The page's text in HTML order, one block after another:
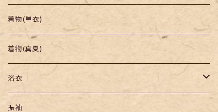
帯
羽織り・道行
小紋
色無地・江戸小紋
紬
訪問着・付下
着物(単衣)
着物(真夏)
浴衣
セオα・ポリ
振袖